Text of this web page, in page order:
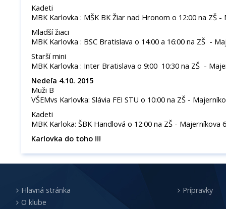
Kadeti
MBK Karlovka : MŠK BK Žiar nad Hronom o 12:00 na ZŠ -
Mladší žiaci
MBK Karlovka : BSC Bratislava o 14:00 a 16:00 na ZŠ -
Starší mini
MBK Karlovka : Inter Bratislava o 9:00 10:30 na ZŠ -
Nedeľa 4.10. 2015
Muži B
VŠEMvs Karlovka: Slávia FEI STU o 10:00 na ZŠ -
Kadeti
MBK Karloka: ŠBK Handlová o 12:00 na ZŠ - Majerníkova
Karlovka do toho !!!
Hlavná stránka
O klube
Prípravky